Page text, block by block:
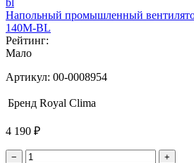
Напольный промышленный
140M-BL
Рейтинг:
Мало
Артикул: 00-0008954
Бренд Royal Clima
4 190 ₽
−
+